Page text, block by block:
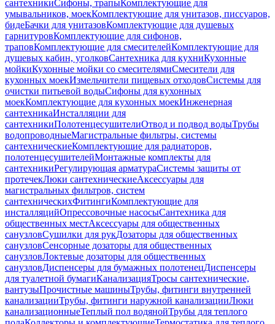
сантехникиСифоны, трапыКомплектующие для
умывальников, моекКомплектующие для унитазов, писсуаров,
бидеБачки для унитазовКомплектующие для душевых
гарнитуровКомплектующие для сифонов,
траповКомплектующие для смесителейКомплектующие для
душевых кабин, уголковСантехника для кухниКухонные
мойкиКухонные мойки со смесителямиСмесители для
кухонных моекИзмельчители пищевых отходовСистемы для
очистки питьевой водыСифоны для кухонных
моекКомплектующие для кухонных моекИнженерная
сантехникаИнсталляции для
сантехникиПолотенцесушителиОтвод и подвод водыТрубы
водопроводныеМагистральные фильтры, системы
сантехническиеКомплектующие для радиаторов,
полотенцесушителейМонтажные комплекты для
сантехникиРегулирующая арматураСистемы защиты от
протечекЛюки сантехническиеАксессуары для
магистральных фильтров, систем
сантехническихФитингиКомплектующие для
инсталляцийОпрессовочные насосыСантехника для
общественных местАксессуары для общественных
санузловСушилки для рукДозаторы для общественных
санузловСенсорные дозаторы для общественных
санузловЛоктевые дозаторы для общественных
санузловДиспенсеры для бумажных полотенецДиспенсеры
для туалетной бумагиКанализацияТросы сантехнические,
вантузыПрочистные машиныТрубы, фитинги внутренней
канализацииТрубы, фитинги наружной канализацииЛюки
канализационныеТеплый пол водянойТрубы для теплого